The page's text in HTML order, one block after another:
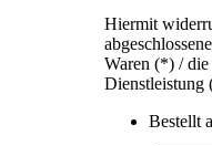
Hiermit
Waren (*) /
Dienstleistung
Bestellt